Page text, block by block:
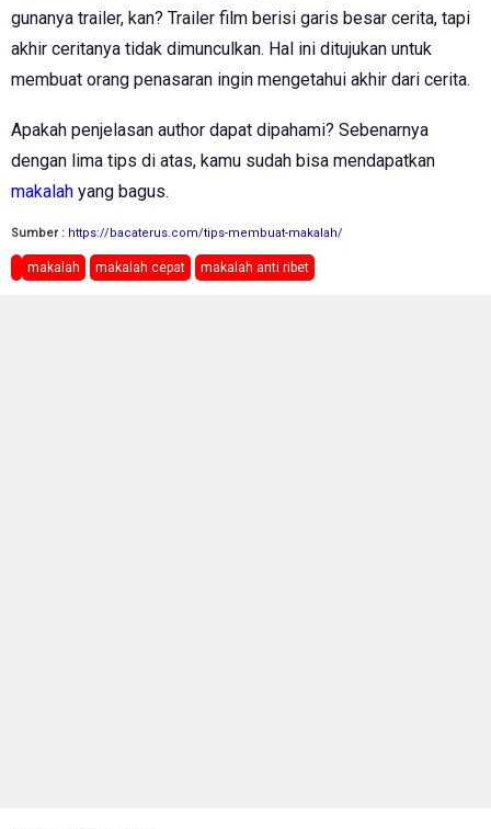
gunanya trailer, kan? Trailer film berisi garis besar cerita, tapi
akhir ceritanya tidak dimunculkan. Hal ini ditujukan untuk
membuat orang penasaran ingin mengetahui akhir dari cerita.
Apakah penjelasan author dapat dipahami? Sebenarnya
dengan lima tips di atas, kamu sudah bisa mendapatkan
makalah yang bagus.
Sumber : https://bacaterus.com/tips-membuat-makalah/
makalah makalah cepat makalah anti ribet